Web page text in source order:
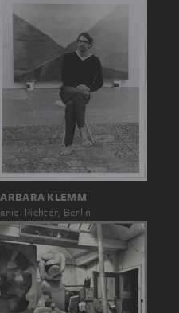
KLEMM
Richter, Berlin